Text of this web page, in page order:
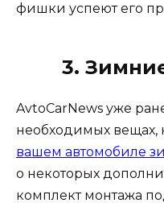
фишки успеют его
3.
AvtoCarNews уже
необходимых вещах,
вашем автомобиле
о некоторых
комплект монтажа